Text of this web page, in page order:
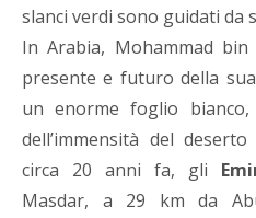
slanci verdi sono guidati da
In Arabia, Mohammad
presente e futuro della
un enorme foglio bianco,
dell’immensità del
circa 20 anni fa, gli
Masdar, a 29 km da